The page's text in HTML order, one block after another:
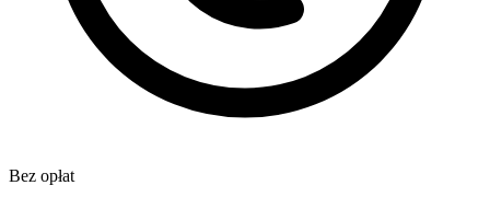
Bez opłat